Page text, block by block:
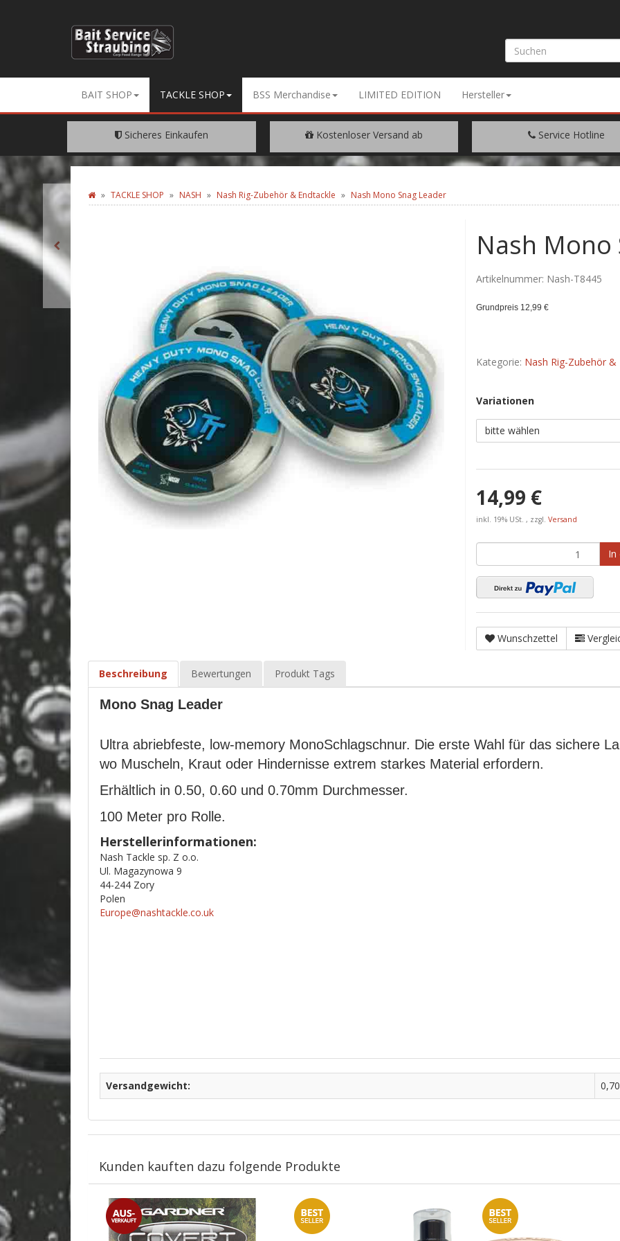
BAIT SHOP TACKLE SHOP BSS Merchandise LIMITED EDITION Hersteller
Sicheres Einkaufen
Dank SSL Verschüsselung Kostenloser Versand ab
EINEM WARENWERT VON € 200.- Service Hotline
+49 (0) 9429/948344
TACKLE SHOP NASH Nash Rig-Zubehör & Endtackle Nash Mono Snag Leader
Nash Mono
Artikelnummer: Nash-T8445
Grundpreis 12,99 €
Kategorie: Nash Rig-Zubehör &
Variationen
bitte wählen
14,99 €
inkl. 19% USt. , zzgl. Versand
In
Wunschzettel
Beschreibung Bewertungen Produkt Tags
Mono Snag Leader
Ultra abriebfeste, low-memory MonoSchlagschnur. Die erste Wahl für das sichere
wo Muscheln, Kraut oder Hindernisse extrem starkes Material erfordern.
Erhältlich in 0.50, 0.60 und 0.70mm Durchmesser.
100 Meter pro Rolle.
Herstellerinformationen:
Nash Tackle sp. Z o.o.
Ul. Magazynowa 9
44-244 Zory
Polen
Europe@nashtackle.co.uk
Versandgewicht:
Kunden kauften dazu folgende Produkte